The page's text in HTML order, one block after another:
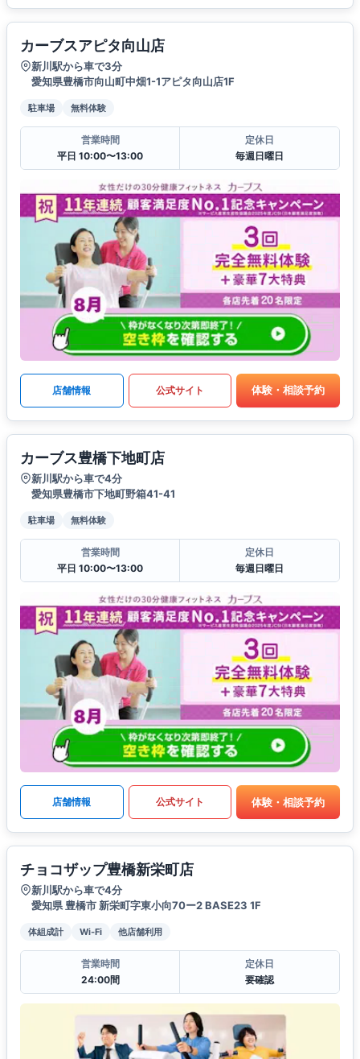
カーブスアピタ向山店
新川駅から車で3分
愛知県豊橋市向山町中畑1-1アピタ向山店1F
駐車場 無料体験
営業時間
平日 10:00〜13:00
定休日
毎週日曜日
店舗情報 公式サイト 体験・相談予約
カーブス豊橋下地町店
新川駅から車で4分
愛知県豊橋市下地町野箱41-41
駐車場 無料体験
営業時間
平日 10:00〜13:00
定休日
毎週日曜日
店舗情報 公式サイト 体験・相談予約
チョコザップ豊橋新栄町店
新川駅から車で4分
愛知県 豊橋市 新栄町字東小向70ー2 BASE23 1F
体組成計 Wi-Fi 他店舗利用
営業時間
24:00間
定休日
要確認